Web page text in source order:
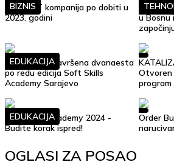
Top 10 IT kompanija po dobiti u
2023. godini
BIZNIS
u Bosnu
Uspješno je završena dvanaesta
po redu edicija Soft Skills
Academy Sarajevo
EDUKACIJA
Otvoren
program
Soft Skills Academy 2024 -
Budite korak ispred!
EDUKACIJA
Order
OGLASI ZA POSAO